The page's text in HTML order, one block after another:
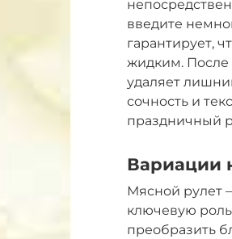
введите
гарантирует,
жидким. После
удаляет
сочность и
праздничный
Вариации
Мясной рулет
ключевую
преобразить